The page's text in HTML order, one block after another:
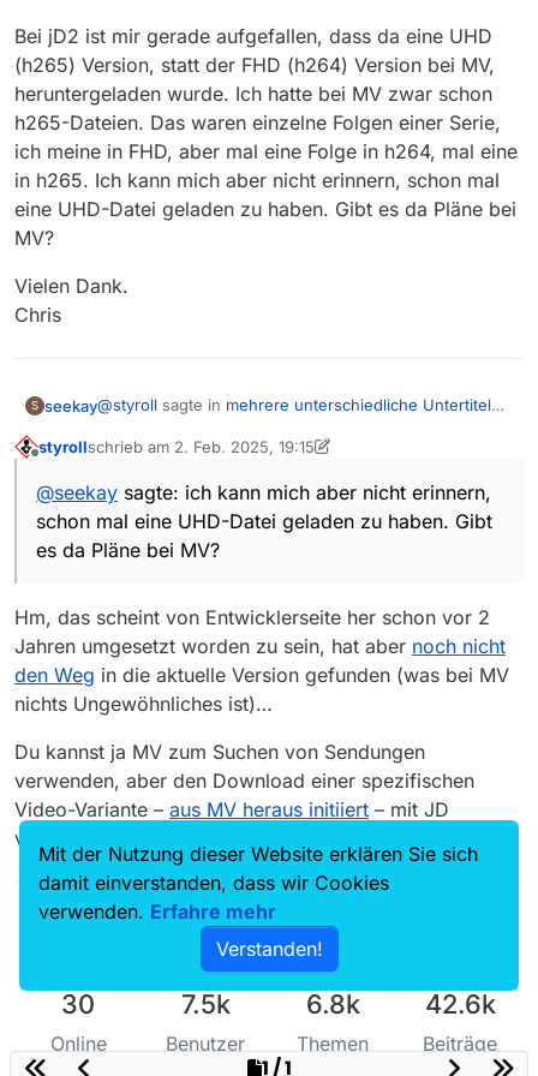
Damit hast du die UT-Datei mit allen Untertiteln.
Bei jD2 ist mir gerade aufgefallen, dass da eine UHD
(h265) Version, statt der FHD (h264) Version bei MV,
heruntergeladen wurde. Ich hatte bei MV zwar schon
h265-Dateien. Das waren einzelne Folgen einer Serie,
ich meine in FHD, aber mal eine Folge in h264, mal eine
in h265. Ich kann mich aber nicht erinnern, schon mal
eine UHD-Datei geladen zu haben. Gibt es da Pläne bei
MV?
Vielen Dank.
Chris
S seekay@styroll sagte in mehrere unterschiedliche Untertitel
Mediathek hineinschaue, dann wäre es gerade
umgekehrt: “Untertitel (EN)” = “forced” und
“eingeschränktes Hörvermögen” = “vollständig”.
Und hier bei der Folge 4 ist eben im Unterschied
aufgeführt, was deine Beobachtung dort erklärt:
Eben weil es dort keine Option “Untertitel (en)” =
“forced” gibt:
Danke, du hast natürlich recht :) :see_no_evil:
Okay, ich verstehe… es sind offenbar nicht nur 2 Zeilen
Code mehr :yum:
Manuell kannst du schon Hand anlegen…
Danke für den Tipp mit den URLs, das kannte ich noch
nicht.
Bei jD2 ist mir gerade aufgefallen, dass da eine UHD
heruntergeladen wurde. Ich hatte bei MV zwar schon
h265-Dateien. Das waren einzelne Folgen einer Serie,
ich meine in FHD, aber mal eine Folge in h264, mal eine
in h265. Ich kann mich aber nicht erinnern, schon mal
eine UHD-Datei geladen zu haben. Gibt es da Pläne bei
Vielen Dank.
Chris
styrollschrieb am 2. Feb. 2025, 19:15
zuletzt editiert von styroll 2. Feb. 2025, 20:16
@seekay sagte: ich kann mich aber nicht erinnern,
schon mal eine UHD-Datei geladen zu haben. Gibt
es da Pläne bei MV?
Hm, das scheint von Entwicklerseite her schon vor 2
Jahren umgesetzt worden zu sein, hat aber noch nicht
den Weg in die aktuelle Version gefunden (was bei MV
nichts Ungewöhnliches ist)…
Du kannst ja MV zum Suchen von Sendungen
verwenden, aber den Download einer spezifischen
Video-Variante – aus MV heraus initiiert – mit JD
vornehmen.
30
Online
7.5k
Benutzer
6.8k
Themen
42.6k
Beiträge
1 / 1
Mit der Nutzung dieser Website erklären Sie sich
damit einverstanden, dass wir Cookies
verwenden. Erfahre mehr
Verstanden!